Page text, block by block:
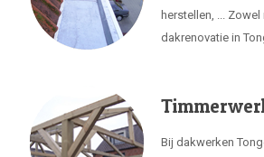
herstellen, ...
dakrenovatie in
Bij dakwerken